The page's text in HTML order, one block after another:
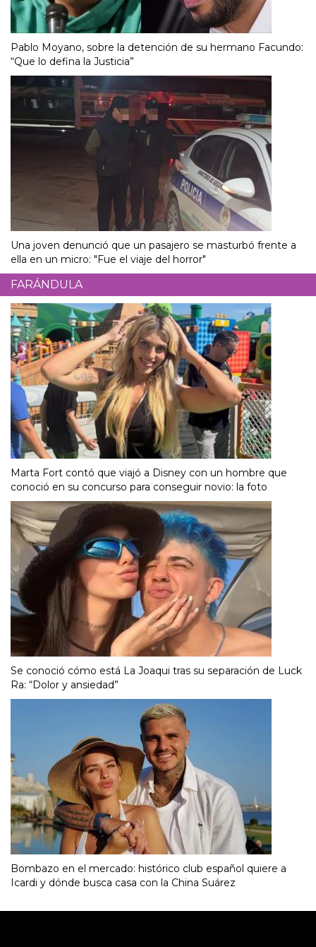
Pablo Moyano, sobre la detención de su hermano Facundo:
“Que lo defina la Justicia”
Una joven denunció que un pasajero se masturbó frente a
ella en un micro: "Fue el viaje del horror"
FARÁNDULA
Marta Fort contó que viajó a Disney con un hombre que
conoció en su concurso para conseguir novio: la foto
Se conoció cómo está La Joaqui tras su separación de Luck
Ra: “Dolor y ansiedad”
Bombazo en el mercado: histórico club español quiere a
Icardi y dónde busca casa con la China Suárez